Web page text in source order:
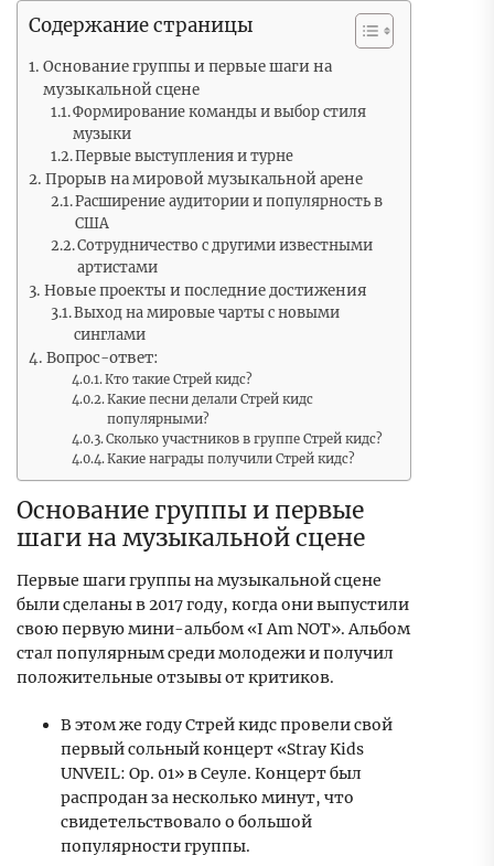
Содержание страницы
Основание группы и первые шаги на
музыкальной сцене
Формирование команды и выбор стиля
музыки
Первые выступления и турне
Прорыв на мировой музыкальной арене
Расширение аудитории и популярность в
США
Сотрудничество с другими известными
артистами
Новые проекты и последние достижения
Выход на мировые чарты с новыми
синглами
Вопрос-ответ:
Кто такие Стрей кидс?
Какие песни делали Стрей кидс
популярными?
Сколько участников в группе Стрей кидс?
Какие награды получили Стрей кидс?
Основание группы и первые
шаги на музыкальной сцене
Первые шаги группы на музыкальной сцене
были сделаны в 2017 году, когда они выпустили
свою первую мини-альбом «I Am NOT». Альбом
стал популярным среди молодежи и получил
положительные отзывы от критиков.
В этом же году Стрей кидс провели свой
первый сольный концерт «Stray Kids
UNVEIL: Op. 01» в Сеуле. Концерт был
распродан за несколько минут, что
свидетельствовало о большой
популярности группы.